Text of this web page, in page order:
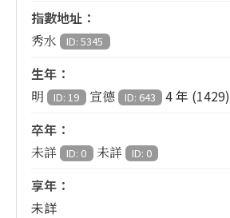
指數地址：
秀水 ID: 5345
生年：
明 ID: 19 宣德 ID: 643
4 年 (1429)
卒年：
未詳 ID: 0 未詳 ID: 0
享年：
未詳